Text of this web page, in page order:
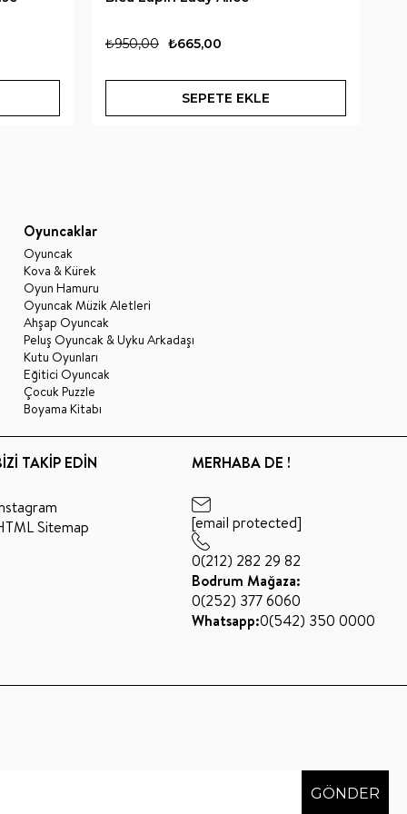
₺665,00
₺950,00
SEPETE EKLE
Oyuncaklar
Oyuncak
Kova & Kürek
Oyun Hamuru
Oyuncak Müzik Aletleri
Ahşap Oyuncak
Peluş Oyuncak & Uyku Arkadaşı
Kutu Oyunları
Eğitici Oyuncak
Çocuk Puzzle
Boyama Kitabı
TAKİP EDİN
Sitemap
MERHABA DE !
[email protected]
0(212) 282 29 82
Bodrum Mağaza:
0(252) 377 6060
Whatsapp:0(542) 350 0000
GÖNDER